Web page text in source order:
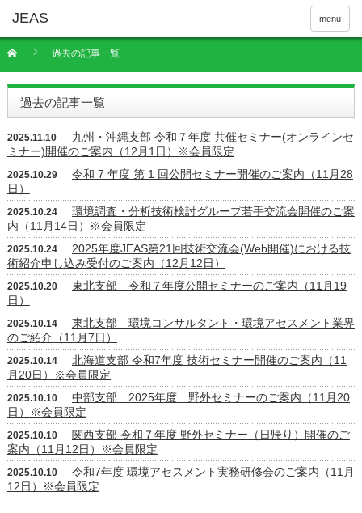
menu
過去の記事一覧
過去の記事一覧
2025.11.10
九州・沖縄支部 令和７年度 共催セミナー(オンラインセ
ミナー)開催のご案内（12月1日）※会員限定
2025.10.29
令和 7 年度 第 1 回公開セミナー開催のご案内（11月28
日）
2025.10.24
環境調査・分析技術検討グループ若手交流会開催のご案
内（11月14日）※会員限定
2025.10.24
2025年度JEAS第21回技術交流会(Web開催)における技
術紹介申し込み受付のご案内（12月12日）
2025.10.20
東北支部 令和７年度公開セミナーのご案内（11月19
日）
2025.10.14
東北支部 環境コンサルタント・環境アセスメント業界
のご紹介（11月7日）
2025.10.14
北海道支部 令和7年度 技術セミナー開催のご案内（11
月20日）※会員限定
2025.10.10
中部支部 2025年度 野外セミナーのご案内（11月20
日）※会員限定
2025.10.10
関西支部 令和７年度 野外セミナー（日帰り）開催のご
案内（11月12日）※会員限定
2025.10.10
令和7年度 環境アセスメント実務研修会のご案内（11月
12日）※会員限定